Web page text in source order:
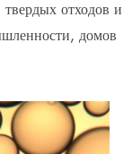
отходов и
домов